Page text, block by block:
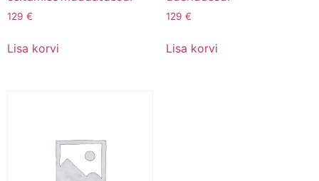
129 €
Lisa korvi
129 €
Lisa korvi